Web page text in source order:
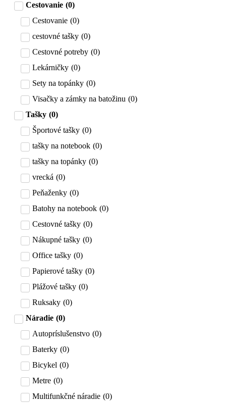
Cestovanie (0)
Cestovanie (0)
cestovné tašky (0)
Cestovné potreby (0)
Lekárničky (0)
Sety na topánky (0)
Visačky a zámky na batožinu (0)
Tašky (0)
Športové tašky (0)
tašky na notebook (0)
tašky na topánky (0)
vrecká (0)
Peňaženky (0)
Batohy na notebook (0)
Cestovné tašky (0)
Nákupné tašky (0)
Office tašky (0)
Papierové tašky (0)
Plážové tašky (0)
Ruksaky (0)
Náradie (0)
Autopríslušenstvo (0)
Baterky (0)
Bicykel (0)
Metre (0)
Multifunkčné náradie (0)